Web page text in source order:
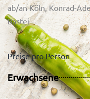
ab/an Köln, Konrad-
Bastei
Preise pro Person
Erwachsene